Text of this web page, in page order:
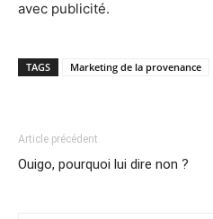
avec publicité.
TAGS Marketing de la provenance
Article précédent
Ouigo, pourquoi lui dire non ?